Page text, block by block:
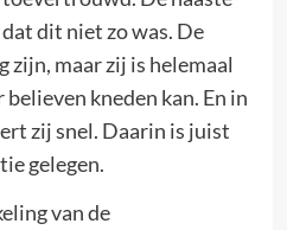
dit niet zo was. De
zijn, maar zij is helemaal
believen kneden kan. En in
zij snel. Daarin is juist
gelegen.
van de